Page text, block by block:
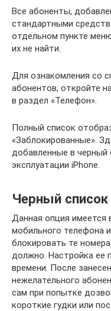
Все абоненты,
стандартными
отдельном пункте
их не найти.
Для ознакомления со
абонентов, откройте
в раздел «Телефон».
Полный список
«Заблокированные».
добавленные в черный
эксплуатации iPhone.
Черный список
Данная опция имеется
мобильного телефона
блокировать те
должно. Настройка ее
времени. После
нежелательного
сам при попытке
короткие гудки или